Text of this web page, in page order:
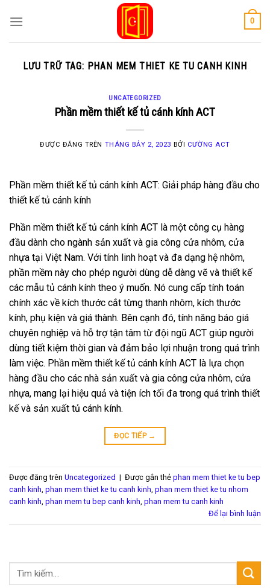
0
LƯU TRỮ TAG: PHAN MEM THIET KE TU CANH KINH
UNCATEGORIZED
Phần mềm thiết kế tủ cánh kính ACT
ĐƯỢC ĐĂNG TRÊN THÁNG BẢY 2, 2023 BỞI CƯỜNG ACT
Phần mềm thiết kế tủ cánh kính ACT: Giải pháp hàng đầu cho
thiết kế tủ cánh kính
Phần mềm thiết kế tủ cánh kính ACT là một công cụ hàng
đầu dành cho ngành sản xuất và gia công cửa nhôm, cửa
nhựa tại Việt Nam. Với tính linh hoạt và đa dạng hệ nhôm,
phần mềm này cho phép người dùng dễ dàng vẽ và thiết kế
các mẫu tủ cánh kính theo ý muốn. Nó cung cấp tính toán
chính xác về kích thước cắt từng thanh nhôm, kích thước
kính, phụ kiện và giá thành. Bên cạnh đó, tính năng báo giá
chuyên nghiệp và hỗ trợ tận tâm từ đội ngũ ACT giúp người
dùng tiết kiệm thời gian và đảm bảo lợi nhuận trong quá trình
làm việc. Phần mềm thiết kế tủ cánh kính ACT là lựa chọn
hàng đầu cho các nhà sản xuất và gia công cửa nhôm, cửa
nhựa, mang lại hiệu quả và tiện ích tối đa trong quá trình thiết
kế và sản xuất tủ cánh kính.
ĐỌC TIẾP →
Được đăng trên Uncategorized | Được gắn thẻ phan mem thiet ke tu bep
canh kinh phan mem thiet ke tu canh kinh phan mem thiet ke tu nhom
canh kinh phan mem tu bep canh kinh phan mem tu canh kinh
Để lại bình luận